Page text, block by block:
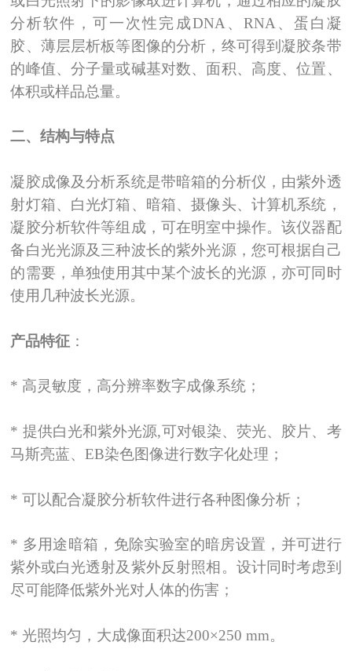
分析软件，可一次性完成DNA、RNA、蛋白凝
胶、薄层层析板等图像的分析，终可得到凝胶条带
的峰值、分子量或碱基对数、面积、高度、位置、
体积或样品总量。
二、结构与特点
凝胶成像及分析系统是带暗箱的分析仪，由紫外透
射灯箱、白光灯箱、暗箱、摄像头、计算机系统，
凝胶分析软件等组成，可在明室中操作。该仪器配
备白光光源及三种波长的紫外光源，您可根据自己
的需要，单独使用其中某个波长的光源，亦可同时
使用几种波长光源。
产品特征 ：
* 高灵敏度，高分辨率数字成像系统；
* 提供白光和紫外光源,可对银染、荧光、胶片、考
马斯亮蓝、EB染色图像进行数字化处理；
*可以配合凝胶分析软件进行各种图像分析；
* 多用途暗箱，免除实验室的暗房设置，并可进行
紫外或白光透射及紫外反射照相。设计同时考虑到
尽可能降低紫外光对人体的伤害；
*光照均匀，大成像面积达200×250 mm。